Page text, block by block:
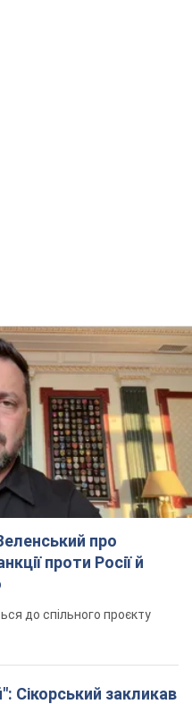
про
проти Росії й
до спільного проєкту
Сікорський закликав